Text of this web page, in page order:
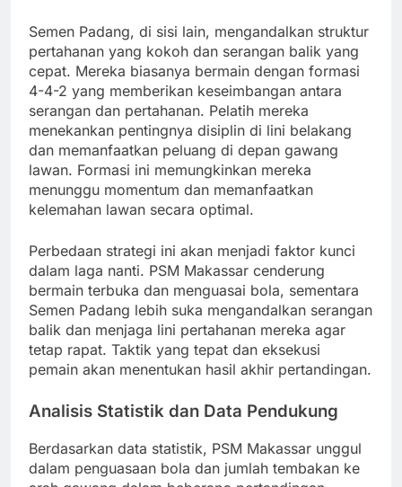
Semen Padang, di sisi lain, mengandalkan struktur
pertahanan yang kokoh dan serangan balik yang
cepat. Mereka biasanya bermain dengan formasi
4-4-2 yang memberikan keseimbangan antara
serangan dan pertahanan. Pelatih mereka
menekankan pentingnya disiplin di lini belakang
dan memanfaatkan peluang di depan gawang
lawan. Formasi ini memungkinkan mereka
menunggu momentum dan memanfaatkan
kelemahan lawan secara optimal.
Perbedaan strategi ini akan menjadi faktor kunci
dalam laga nanti. PSM Makassar cenderung
bermain terbuka dan menguasai bola, sementara
Semen Padang lebih suka mengandalkan serangan
balik dan menjaga lini pertahanan mereka agar
tetap rapat. Taktik yang tepat dan eksekusi
pemain akan menentukan hasil akhir pertandingan.
Analisis Statistik dan Data Pendukung
Berdasarkan data statistik, PSM Makassar unggul
dalam penguasaan bola dan jumlah tembakan ke